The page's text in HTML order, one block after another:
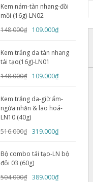
Kem nám-tàn nhang-đồi
mồi (16g)-LN02
148.000₫
109.000₫
Kem trắng da tàn nhang
tái tạo(16g)-LN01
148.000₫
109.000₫
Kem trắng da-giữ ẩm-
ngừa nhăn & lão hoá-
LN10 (40g)
516.000₫ 319.000₫
Bộ combo tái tạo-LN bộ
đôi 03 (60g)
504.000₫ 389.000₫